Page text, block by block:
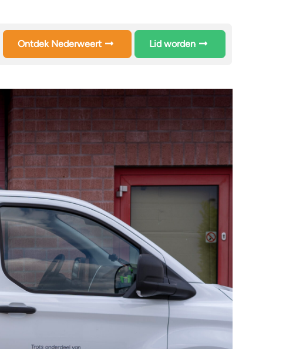
Ontdek Nederweert Lid worden